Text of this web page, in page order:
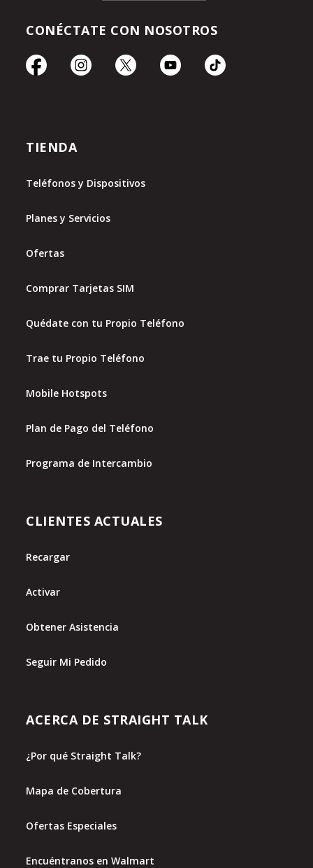
CONÉCTATE CON NOSOTROS
TIENDA
Teléfonos y Dispositivos
Planes y Servicios
Ofertas
Comprar Tarjetas SIM
Quédate con tu Propio Teléfono
Trae tu Propio Teléfono
Mobile Hotspots
Plan de Pago del Teléfono
Programa de Intercambio
CLIENTES ACTUALES
Recargar
Activar
Obtener Asistencia
Seguir Mi Pedido
ACERCA DE STRAIGHT TALK
¿Por qué Straight Talk?
Mapa de Cobertura
Ofertas Especiales
Encuéntranos en Walmart